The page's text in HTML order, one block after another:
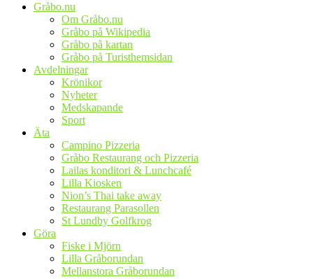
Gråbo.nu
Om Gråbo.nu
Gråbo på Wikipedia
Gråbo på kartan
Gråbo på Turisthemsidan
Avdelningar
Krönikor
Nyheter
Medskapande
Sport
Äta
Campino Pizzeria
Gråbo Restaurang och Pizzeria
Lailas konditori & Lunchcafé
Lilla Kiosken
Nion’s Thai take away
Restaurang Parasollen
St Lundby Golfkrog
Göra
Fiske i Mjörn
Lilla Gråborundan
Mellanstora Gråborundan